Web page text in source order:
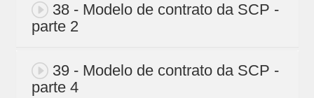
38 - Modelo de contrato da SCP -
parte 2
39 - Modelo de contrato da SCP -
parte 4